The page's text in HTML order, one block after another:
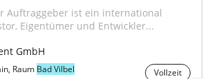
Auftraggeber ist ein international
Eigentümer und Entwickler...
GmbH
Raum Bad Vilbel Vollzeit